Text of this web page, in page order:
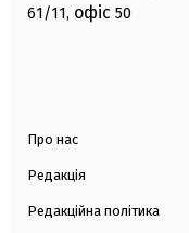
61/11, офіс 50
Про нас
Редакція
Редакційна політика